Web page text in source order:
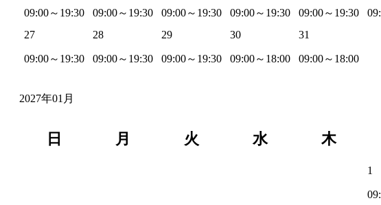
09:00～19:30 09:00～19:30 09:00～19:30 09:00～19:30 09:00～19:30
27
09:00～19:30
28
09:00～19:30
29
09:00～19:30
30
09:00～18:00
31
09:00～18:00
2027年01月
日 月 火 水 木
1